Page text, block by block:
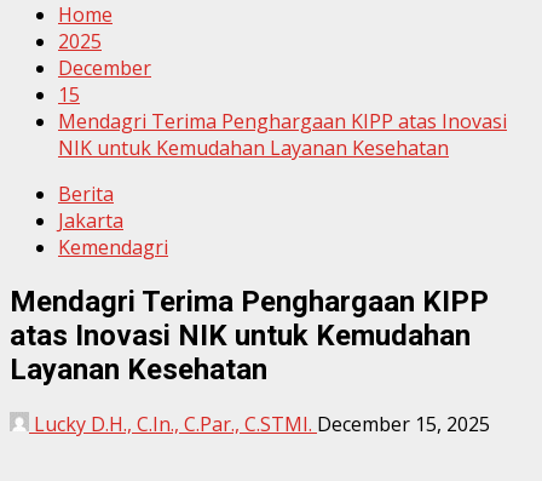
Home
2025
December
15
Mendagri Terima Penghargaan KIPP atas Inovasi
NIK untuk Kemudahan Layanan Kesehatan
Berita
Jakarta
Kemendagri
Mendagri Terima Penghargaan KIPP
atas Inovasi NIK untuk Kemudahan
Layanan Kesehatan
Lucky D.H., C.In., C.Par., C.STMI. December 15, 2025